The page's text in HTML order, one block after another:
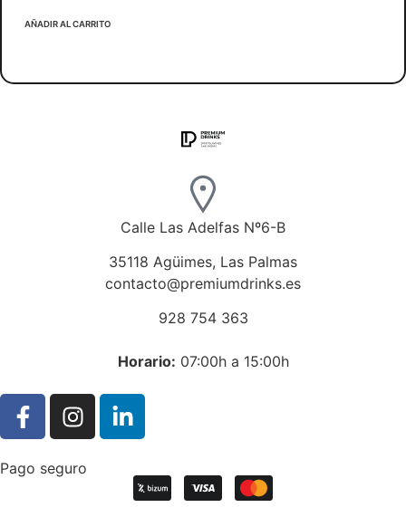
AÑADIR AL CARRITO
Calle Las Adelfas Nº6-B
35118 Agüimes, Las Palmas
contacto@premiumdrinks.es
928 754 363
Horario: 07:00h a 15:00h
Pago seguro